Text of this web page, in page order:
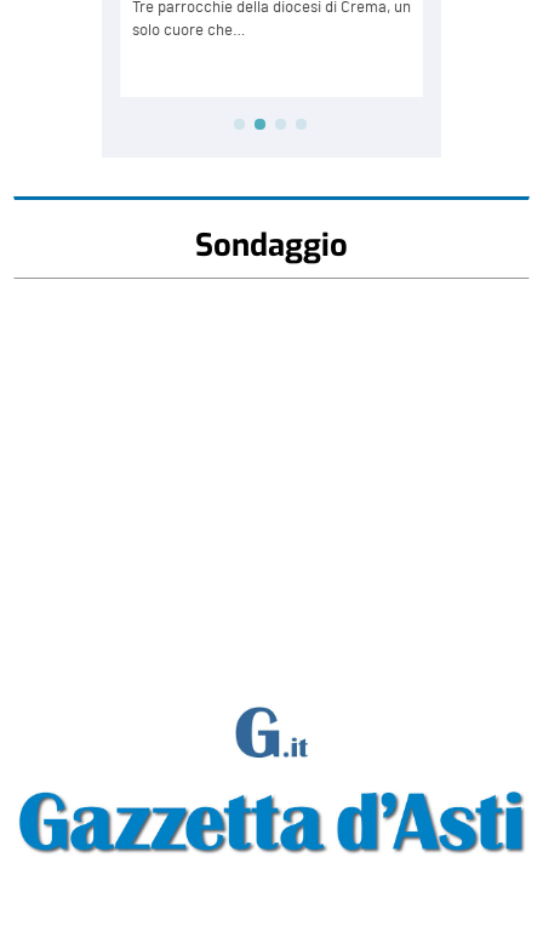
Sondaggio